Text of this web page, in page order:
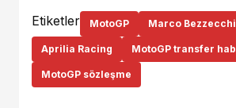
Etiketler MotoGP Marco Bezzecchi
Aprilia Racing MotoGP transfer
MotoGP sözleşme